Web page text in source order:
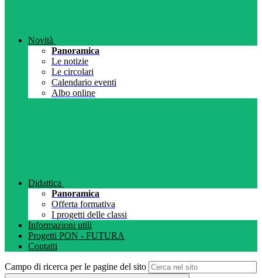
Novità
Panoramica
Le notizie
Le circolari
Calendario eventi
Albo online
Didattica
Panoramica
Offerta formativa
I progetti delle classi
Informazioni utili
Progetti PON - FUTURA
Contatti
Campo di ricerca per le pagine del sito